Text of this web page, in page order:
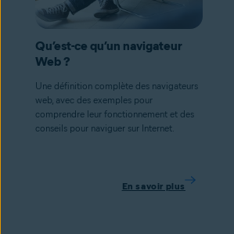
Qu’est-ce qu’un navigateur
Web ?
Une définition complète des navigateurs
web, avec des exemples pour
comprendre leur fonctionnement et des
conseils pour naviguer sur Internet.
En savoir plus